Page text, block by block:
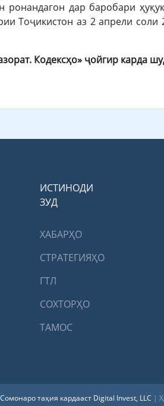
дар баробари
Тоҷикистон аз 2 апрели
Кодексҳо» ҷойгир карда
ИСТИНОДИ
ЗУД
ХАБАРҲО
СТРАТЕГИЯҲО
ГТЛ
СОХТОРҲО
ТАМОС
Сомонаро таҳия кардааст Digital Invest, LLC |